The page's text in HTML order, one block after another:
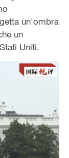
un'ombra
un
Uniti.